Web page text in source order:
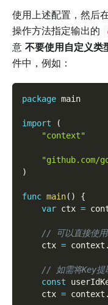
使用上述配置，然后
操作方法指定输出的
意 不要使用自定义类
件中，例如：
package main
import
(
"context"
"github.com/
)
func main( )
{
var ctx =
// 可以直接使
    ctx
= context .
// 如需将Key提
const
    ctx
= context .